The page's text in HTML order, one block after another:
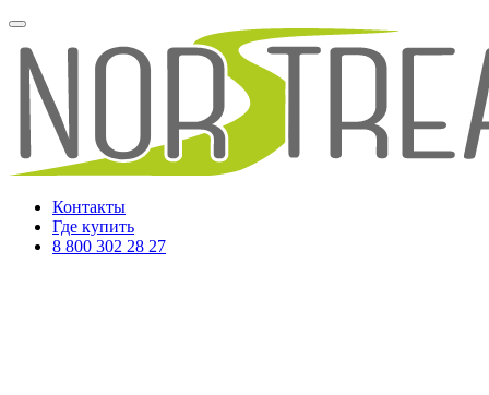
Контакты
Где купить
8 800 302 28 27